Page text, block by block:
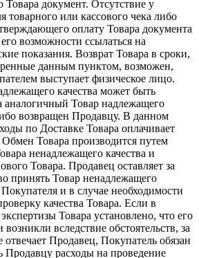
Товара документ. Отсутствие у
товарного или кассового чека либо
оплату Товара документа
возможности ссылаться на
показания. Возврат Товара в сроки,
данным пунктом, возможен,
выступает физическое лицо.
качества может быть
аналогичный Товар надлежащего
возвращен Продавцу. В данном
по Доставке Товара оплачивает
Товара производится путем
ненадлежащего качества и
Товара. Продавец оставляет за
принять Товар ненадлежащего
Покупателя и в случае необходимости
качества Товара. Если в
экспертизы Товара установлено, что его
возникли вследствие обстоятельств, за
отвечает Продавец, Покупатель обязан
Продавцу расходы на проведение